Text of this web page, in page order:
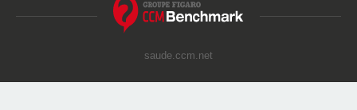
saude.ccm.net